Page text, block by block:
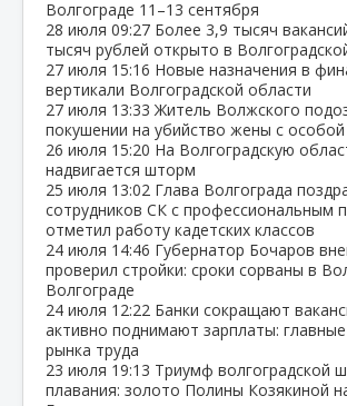
Волгограде 11–13 сентября
28 июля 09:27 Более 3,9 тысяч
тысяч рублей открыто в
27 июля 15:16 Новые назначения в
вертикали Волгоградской области
27 июля 13:33 Житель Волжского
покушении на убийство жены с
26 июля 15:20 На Волгоградскую
надвигается шторм
25 июля 13:02 Глава Волгограда
сотрудников СК с профессиональным
отметил работу кадетских классов
24 июля 14:46 Губернатор Бочаров
проверил стройки: сроки сорваны в
Волгограде
24 июля 12:22 Банки сокращают
активно поднимают зарплаты:
рынка труда
23 июля 19:13 Триумф волгоградской
плавания: золото Полины Козякиной